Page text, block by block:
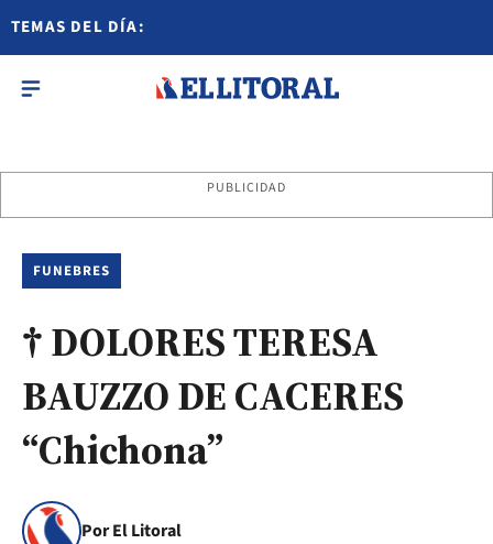
TEMAS DEL DÍA:
PUBLICIDAD
FUNEBRES
† DOLORES TERESA
BAUZZO DE CACERES
“Chichona”
Por El Litoral